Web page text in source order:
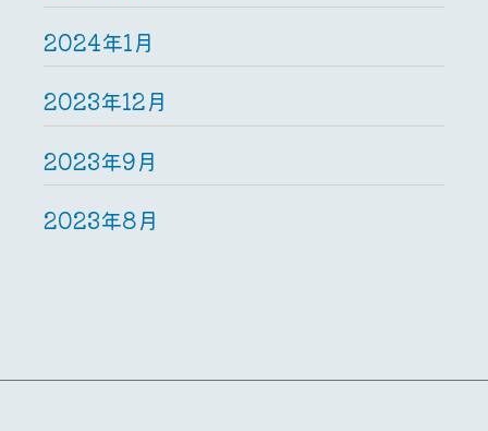
2024年1月
2023年12月
2023年9月
2023年8月